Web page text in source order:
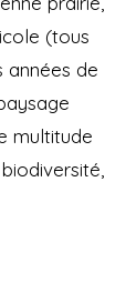
(tous
années de
multitude